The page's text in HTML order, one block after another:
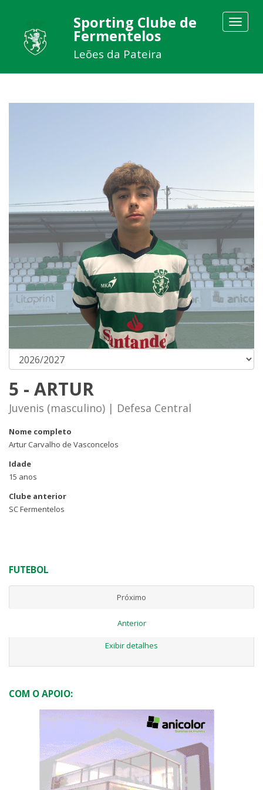
Toggle
Sporting Clube de
Fermentelos
Leões da Pateira
5 - ARTUR
Juvenis (masculino) | Defesa Central
Nome completo
Artur Carvalho de Vasconcelos
Idade
15 anos
Clube anterior
SC Fermentelos
FUTEBOL
Próximo
Anterior
Exibir detalhes
COM O APOIO: